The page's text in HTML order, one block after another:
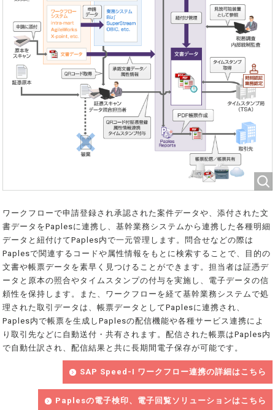
ワークフローで申請登録され承認された案件データや、添付された文
書データをPaplesに連携し、基幹業務システムから連携した各種明細
データと紐付けてPaples内で一元管理します。問合せなどの際は
Paplesで関連するコードや属性情報をもとに検索することで、目的の
文書や帳票データを素早く見つけることができます。担当者は証憑デ
ータと原本の照合やタイムスタンプの付与を実施し、電子データの信
頼性を保持します。また、ワークフローを経て基幹業務システムで処
理された取引データは、帳票データとしてPaplesに連携され、
Paples内で帳票を生成しPaplesの配信機能や各種サービス連携によ
り取引先などに自動送付・共有されます。配信された帳票はPaples内
で自動仕訳され、配信結果と共に長期間電子保存が可能です。
SAP Speed-I ワークフロー連携の詳細はこちら
Paplesの電子検印、電子回覧ソリューションはこちら